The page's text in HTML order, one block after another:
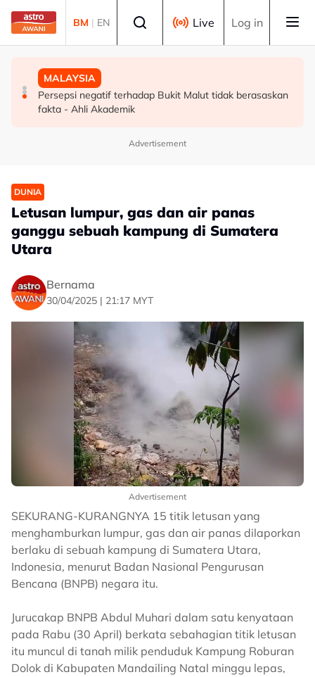
Skip to main content
BM | EN Live Log in
MALAYSIA
Agenda transformasi TVET diperkukuh menerusi
pasukan petugas strategik TVET 2.0
MALAYSIA
Polis tahan buruh disyaki miliki senjata api, pedang
samurai di Mukah
MALAYSIA
Persepsi negatif terhadap Bukit Malut tidak berasaskan
fakta - Ahli Akademik
Advertisement
DUNIA
Letusan lumpur, gas dan air panas
ganggu sebuah kampung di Sumatera
Utara
Bernama
30/04/2025 | 21:17 MYT
Advertisement
SEKURANG-KURANGNYA 15 titik letusan yang
menghamburkan lumpur, gas dan air panas dilaporkan
berlaku di sebuah kampung di Sumatera Utara,
Indonesia, menurut Badan Nasional Pengurusan
Bencana (BNPB) negara itu.
Jurucakap BNPB Abdul Muhari dalam satu kenyataan
pada Rabu (30 April) berkata sebahagian titik letusan
itu muncul di tanah milik penduduk Kampung Roburan
Dolok di Kabupaten Mandailing Natal minggu lepas,